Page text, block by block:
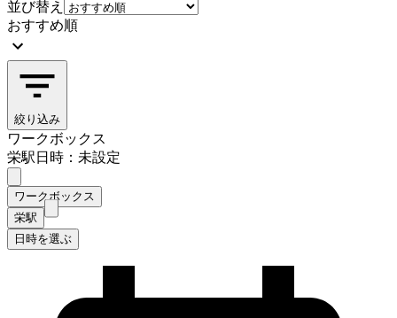
並び替え
おすすめ順
絞り込み
ワークボックス
栄駅日時：未設定
ワークボックス
栄駅
日時を選ぶ